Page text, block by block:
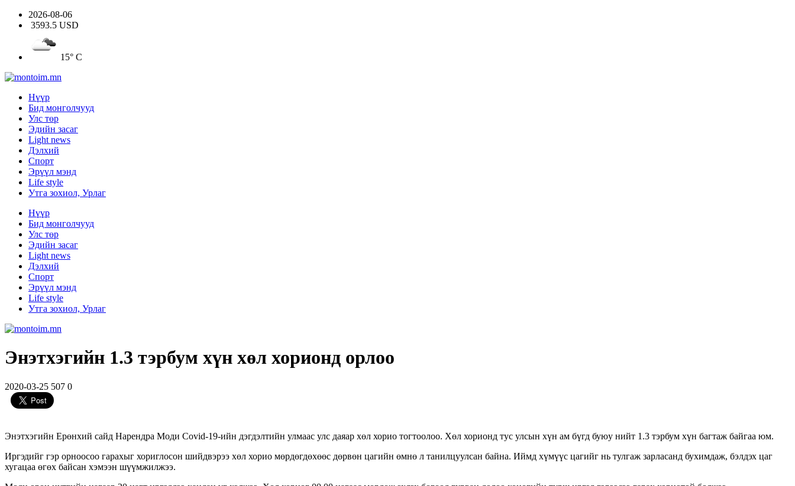
2026-08-06
3593.5 USD
15° C
Нүүр
Бид монголчууд
Улс төр
Эдийн засаг
Light news
Дэлхий
Спорт
Эрүүл мэнд
Life style
Утга зохиол, Урлаг
Нүүр
Бид монголчууд
Улс төр
Эдийн засаг
Light news
Дэлхий
Спорт
Эрүүл мэнд
Life style
Утга зохиол, Урлаг
Энэтхэгийн 1.3 тэрбум хүн хөл хорионд орлоо
2020-03-25 507 0
Энэтхэгийн Ерөнхий сайд Нарендра Моди Covid-19-ийн дэгдэлтийн улмаас улс даяар хөл хорио тогтоолоо. Хөл хорионд тус улсын хүн ам бүгд буюу нийт 1.3 тэрбум хүн багтаж байгаа юм.
Иргэдийг гэр орноосоо гарахыг хориглосон шийдвэрээ хөл хорио мөрдөгдөхөөс дөрвөн цагийн өмнө л танилцуулсан байна. Иймд хүмүүс цагийг нь тулгаж зарласанд бухимдаж, бэлдэх цаг
хугацаа өгөх байсан хэмээн шүүмжилжээ.